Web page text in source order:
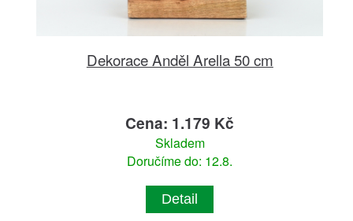
Dekorace Anděl Arella 50 cm
Cena: 1.179 Kč
Skladem
Doručíme do: 12.8.
Detail